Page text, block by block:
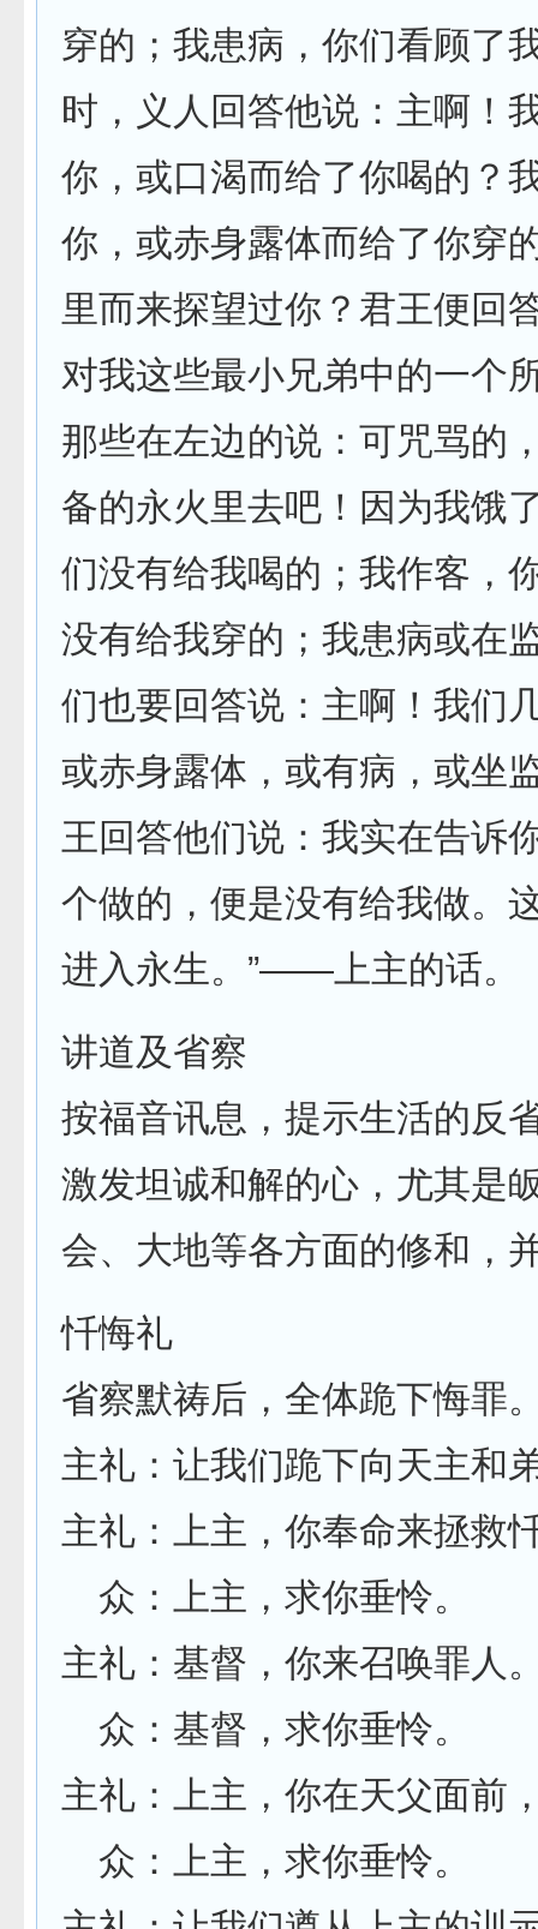
穿的；我患病，你们看顾了
时，义人回答他说：主啊！
你，或口渴而给了你喝的？
你，或赤身露体而给了你穿
里而来探望过你？君王便回
对我这些最小兄弟中的一个
那些在左边的说：可咒骂的
备的永火里去吧！因为我饿
们没有给我喝的；我作客，
没有给我穿的；我患病或在
们也要回答说：主啊！我们
或赤身露体，或有病，或坐
王回答他们说：我实在告诉
个做的，便是没有给我做。
进入永生。”——上主的话。
讲道及省察
按福音讯息，提示生活的反
激发坦诚和解的心，尤其是
会、大地等各方面的修和，
忏悔礼
省察默祷后，全体跪下悔罪
主礼：让我们跪下向天主和
主礼：上主，你奉命来拯救
众：上主，求你垂怜。
主礼：基督，你来召唤罪人
众：基督，求你垂怜。
主礼：上主，你在天父面前
众：上主，求你垂怜。